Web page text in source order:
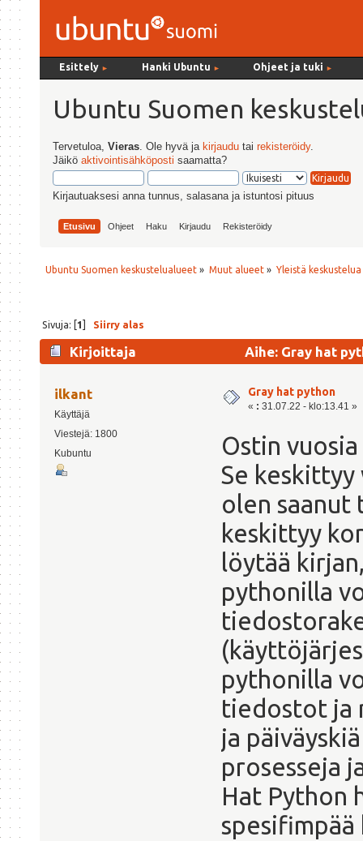
Esittely ► Hanki Ubuntu ► Ohjeet ja tuki ►
Ubuntu Suomen
Tervetuloa,Vieras . Ole hyvä ja kirjaudu tairekisteröidy.
Jäiköaktivointisähköposti saamatta?
Kirjautuaksesi anna tunnus, salasana ja istuntosi pituus
Etusivu Ohjeet Haku Kirjaudu Rekisteröidy
Ubuntu Suomen keskustelualueet » Muut alueet» Yleistä keskustelua
Sivuja: [1] Siirry alas
Kirjoittaja Aihe: Gray hat
ilkant
Käyttäjä
Viestejä: 1800
Kubuntu
Gray hat python
« : 31.07.22 - klo:13.41 »
Ostin
Se
olen saanut
keskittyy
löytää
pythonilla
pythonilla
tiedostot ja
ja
prosesseja
Hat Python
spesifimpää